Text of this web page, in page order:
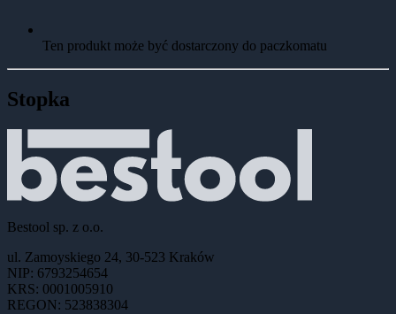
Ten produkt może być dostarczony do paczkomatu
Stopka
Bestool sp. z o.o.
ul. Zamoyskiego 24, 30-523 Kraków
NIP: 6793254654
KRS: 0001005910
REGON: 523838304